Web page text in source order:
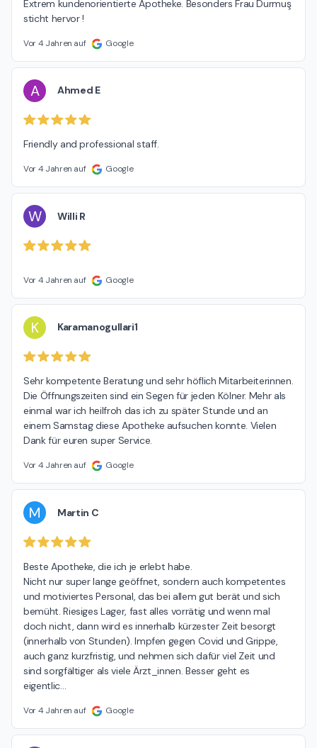
Extrem kundenorientierte Apotheke. Besonders Frau Durmuş
sticht hervor !
Vor 4 Jahren auf Google
A Ahmed E
Friendly and professional staff.
Vor 4 Jahren auf Google
W Willi R
Vor 4 Jahren auf Google
K Karamanogullari1
Sehr kompetente Beratung und sehr höflich Mitarbeiterinnen.
Die Öffnungszeiten sind ein Segen für jeden Kölner. Mehr als
einmal war ich heilfroh das ich zu später Stunde und an
einem Samstag diese Apotheke aufsuchen konnte. Vielen
Dank für euren super Service.
Vor 4 Jahren auf Google
M Martin C
Beste Apotheke, die ich je erlebt habe.
Nicht nur super lange geöffnet, sondern auch kompetentes
und motiviertes Personal, das bei allem gut berät und sich
bemüht. Riesiges Lager, fast alles vorrätig und wenn mal
doch nicht, dann wird es innerhalb kürzester Zeit besorgt
(innerhalb von Stunden). Impfen gegen Covid und Grippe,
auch ganz kurzfristig, und nehmen sich dafür viel Zeit und
sind sorgfältiger als viele Ärzt_innen. Besser geht es
eigentlic…
Vor 4 Jahren auf Google